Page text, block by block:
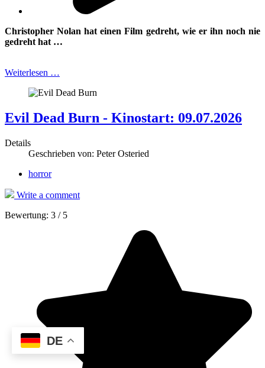
Christopher Nolan hat einen Film gedreht, wie er ihn noch nie
gedreht hat …
Weiterlesen …
Evil Dead Burn - Kinostart: 09.07.2026
Details
Geschrieben von: Peter Osteried
horror
Write a comment
Bewertung: 3 / 5
DE